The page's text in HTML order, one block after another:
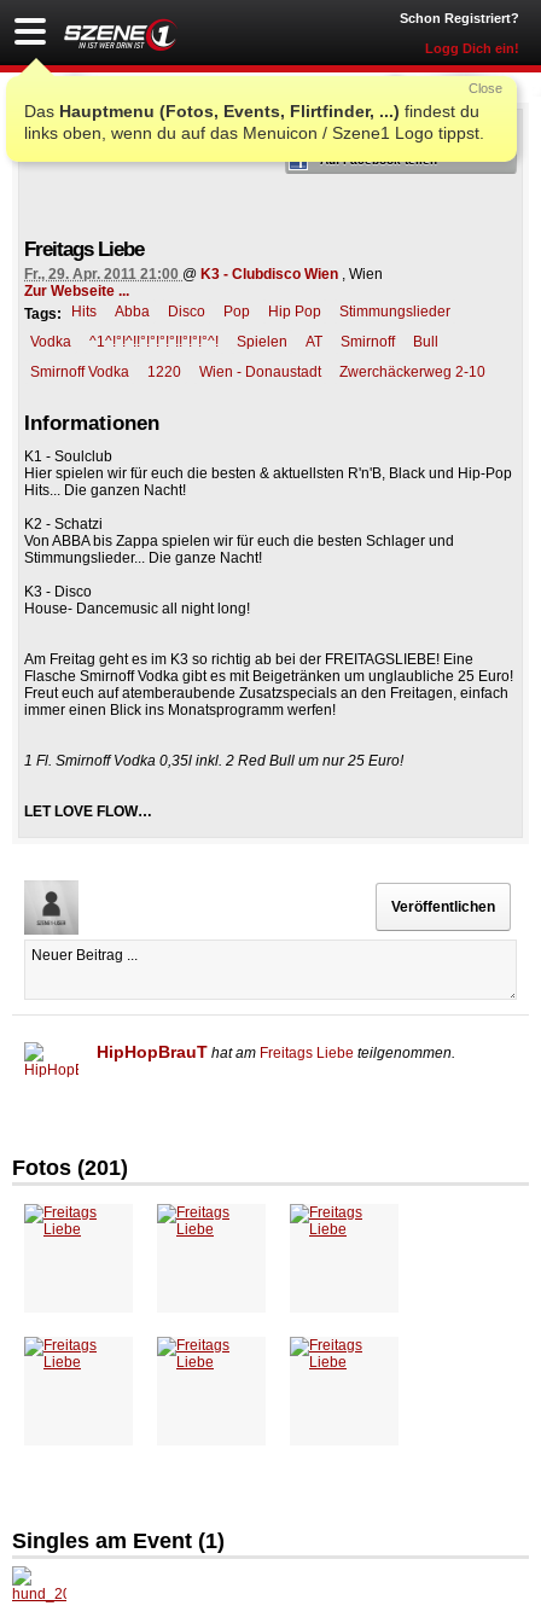
Schon Registriert?
Logg Dich ein!
Das Hauptmenu (Fotos, Events, Flirtfinder, ...) findest du
links oben, wenn du auf das Menuicon / Szene1 Logo tippst.
Close
ICH WAR AUCH DORT
Auf Facebook teilen
Freitags Liebe
Fr., 29. Apr. 2011 21:00 @ K3 - Clubdisco Wien , Wien
Zur Webseite ...
Tags:
Hits Abba Disco Pop Hip Pop
Stimmungslieder
Vodka
^1^!°!^!!°!°!°!°!!°!°!°^! Spielen AT Smirnoff
Bull
Smirnoff Vodka
1220 Wien - Donaustadt Zwerchäckerweg 2-10
Informationen
K1 - Soulclub
Hier spielen wir für euch die besten & aktuellsten R'n'B, Black und Hip-Pop
Hits... Die ganzen Nacht!
K2 - Schatzi
Von ABBA bis Zappa spielen wir für euch die besten Schlager und
Stimmungslieder... Die ganze Nacht!
K3 - Disco
House- Dancemusic all night long!
Am Freitag geht es im K3 so richtig ab bei der FREITAGSLIEBE! Eine
Flasche Smirnoff Vodka gibt es mit Beigetränken um unglaubliche 25 Euro!
Freut euch auf atemberaubende Zusatzspecials an den Freitagen, einfach
immer einen Blick ins Monatsprogramm werfen!
1 Fl. Smirnoff Vodka 0,35l inkl. 2 Red Bull um nur 25 Euro!
LET LOVE FLOW…
HipHopBrauT hat am Freitags Liebe teilgenommen.
Fotos (201)
Singles am Event (1)